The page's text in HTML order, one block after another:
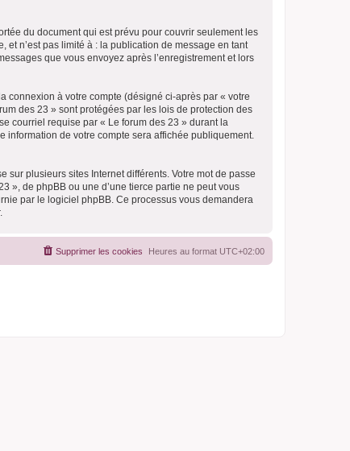
du document qui est prévu pour couvrir seulement les
n’est pas limité à : la publication de message en tant
que vous envoyez après l’enregistrement et lors
connexion à votre compte (désigné ci-après par « votre
des 23 » sont protégées par les lois de protection des
courriel requise par « Le forum des 23 » durant la
information de votre compte sera affichée publiquement.
sur plusieurs sites Internet différents. Votre mot de passe
», de phpBB ou une d’une tierce partie ne peut vous
par le logiciel phpBB. Ce processus vous demandera
Heures au format UTC+02:00
Supprimer les cookies